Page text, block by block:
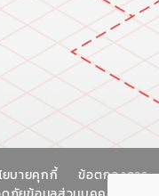
ยบายคุกกี้
ข้อตกลงการ